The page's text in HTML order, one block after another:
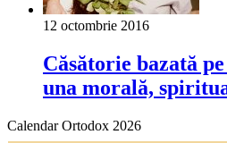
12 octombrie 2016
Căsătorie bazată
una morală,
Calendar Ortodox 2026